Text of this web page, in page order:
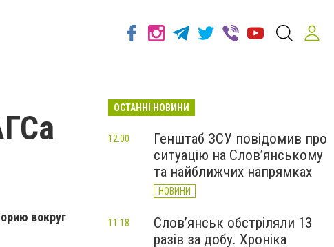
вокруг
ОСТАННІ НОВИНИ
Генштаб ЗСУ повідомив про
ситуацію на Слов’янському
та найближчих напрямках
НОВИНИ
12:00
Слов’янськ обстріляли 13
разів за добу. Хроніка
11:18